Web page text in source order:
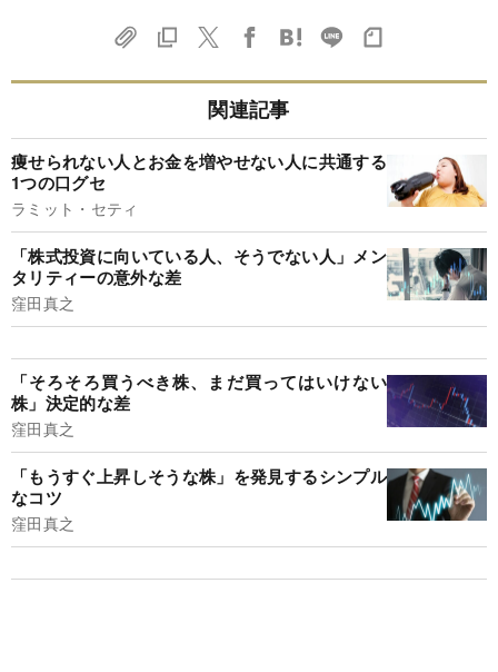
関連記事
痩せられない人とお金を増やせない人に共通する
1つの口グセ
ラミット・セティ
「株式投資に向いている人、そうでない人」メン
タリティーの意外な差
窪田真之
「そろそろ買うべき株、まだ買ってはいけない
株」決定的な差
窪田真之
「もうすぐ上昇しそうな株」を発見するシンプル
なコツ
窪田真之